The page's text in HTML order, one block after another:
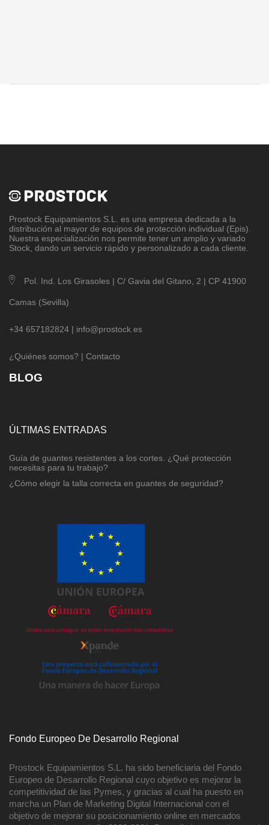
Prostock Equipamientos S.L
. es una empresa dedicada a la
distribución al mayor de equipos de protección individual (Epis).
Nuestra especialización nos permite tener un amplio y variado
Stock, dando un servicio rápido y personalizado a cada cliente.
Pol. Ind. Los Girasoles | C/ Gavia del Gitano, 2 | CP 41900
Camas (Sevilla)
+34 657182824 | info@prostock.es
¿Quiénes somos? | Contacto
BLOG
ÚLTIMAS ENTRADAS
Guía de guantes resistentes a los cortes. ¿Qué protección
necesitas para tu trabajo?
¿Cómo elegir la talla correcta en guantes de seguridad?
Fondo Europeo De Desarrollo Regional
Prostock Equipamientos S.L. ha sido beneficiaria del Fondo
Europeo de Desarrollo Regional cuyo objetivo es mejorar la
competitividad de las Pymes, y gracias al cual ha puesto en
marcha un Plan de Marketing Digital Internacional con el
objetivo de mejorar su posicionamiento online en mercados